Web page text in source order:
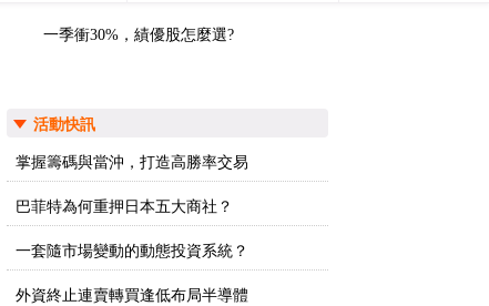
一季衝30%，績優股怎麼選?
活動快訊
掌握籌碼與當沖，打造高勝率交易
巴菲特為何重押日本五大商社？
一套隨市場變動的動態投資系統？
外資終止連賣轉買逢低布局半導體